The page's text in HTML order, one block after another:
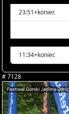
23:51+koniec
11:34+koniec
# 7128